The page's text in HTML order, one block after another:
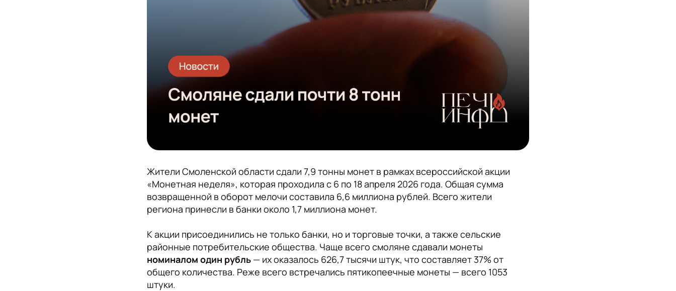
Жители Смоленской области сдали 7,9 тонны монет в рамках всероссийской акции
«Монетная неделя», которая проходила с 6 по 18 апреля 2026 года. Общая сумма
возвращенной в оборот мелочи составила 6,6 миллиона рублей. Всего жители
региона принесли в банки около 1,7 миллиона монет.
К акции присоединились не только банки, но и торговые точки, а также сельские
районные потребительские общества. Чаще всего смоляне сдавали монеты
номиналом один рубль — их оказалось 626,7 тысячи штук, что составляет 37% от
общего количества. Реже всего встречались пятикопеечные монеты — всего 1053
штуки.